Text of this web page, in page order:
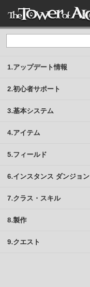
1.アップデート情報
2.初心者サポート
3.基本システム
4.アイテム
5.フィールド
6.インスタンス ダンジョン
7.クラス・スキル
8.製作
9.クエスト